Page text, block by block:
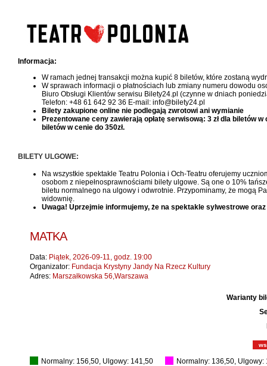
Informacja:
W ramach jednej transakcji można kupić 8 biletów, które zostaną
W sprawach informacji o płatnościach lub zmiany numeru dowodu
Biuro Obsługi Klientów serwisu Bilety24.pl (czynne w dniach
Telefon: +48 61 642 92 36 E-mail: info@bilety24.pl
Bilety zakupione online nie podlegają zwrotowi ani wymianie
Prezentowane ceny zawierają opłatę serwisową: 3 zł dla biletów w
biletów w cenie do 350zł.
BILETY ULGOWE:
Na wszystkie spektakle Teatru Polonia i Och-Teatru oferujemy
osobom z niepełnosprawnościami bilety ulgowe. Są one o 10%
biletu normalnego na ulgowy i odwrotnie. Przypominamy, że mogą
widownię.
Uwaga! Uprzejmie informujemy, że na spektakle sylwestrowe
MATKA
Data: Piątek, 2026-09-11, godz. 19:00
Organizator: Fundacja Krystyny Jandy Na Rzecz Kultury
Adres: Marszałkowska 56,Warszawa
Warianty
Normalny: 156,50, Ulgowy: 141,50 Normalny: 136,50, Ulgowy: